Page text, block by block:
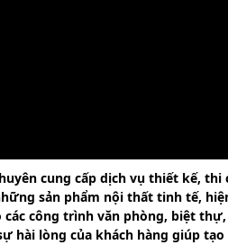
cung cấp dịch vụ thiết kế,
sản phẩm nội thất tinh tế,
công trình văn phòng, biệt
lòng của khách hàng giúp